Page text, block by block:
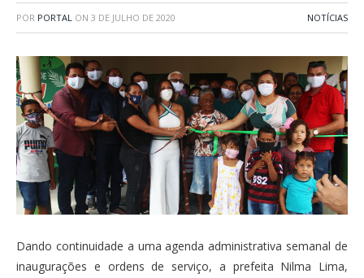
POR PORTAL ON 3 DE JULHO DE 2020 NOTÍCIAS
Dando continuidade a uma agenda administrativa semanal de
inaugurações e ordens de serviço, a prefeita Nilma Lima,